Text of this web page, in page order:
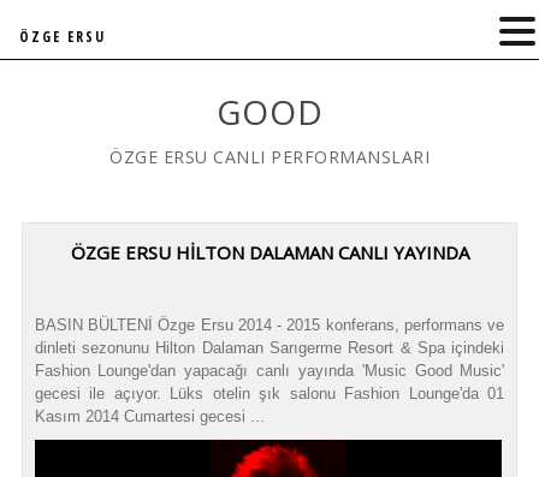
GOOD
ÖZGE ERSU CANLI PERFORMANSLARI
ÖZGE ERSU HİLTON DALAMAN CANLI YAYINDA
BASIN BÜLTENİ Özge Ersu 2014 - 2015 konferans, performans ve
dinleti sezonunu Hilton Dalaman Sarıgerme Resort & Spa içindeki
Fashion Lounge'dan yapacağı canlı yayında 'Music Good Music'
gecesi ile açıyor. Lüks otelin şık salonu Fashion Lounge'da 01
Kasım 2014 Cumartesi gecesi ...
ÖZGE ERSU